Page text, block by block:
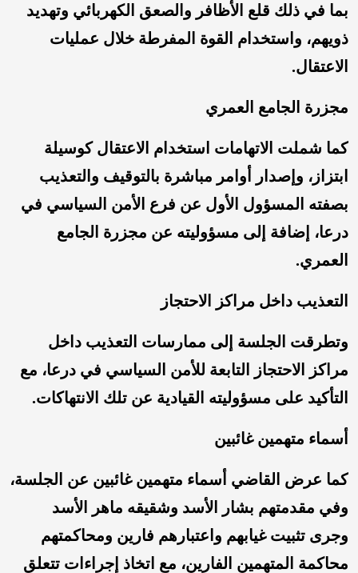
بما في ذلك قلع الأظافر والصعق الكهربائي وتهديد
ذويهم، واستخدام القوة المفرطة خلال عمليات
الاعتقال.
مجزرة الجامع العمري
كما شملت الاتهامات استخدام الاعتقال كوسيلة
ابتزاز، وإصدار أوامر مباشرة بالتوقيف والتعذيب
بصفته المسؤول الأول عن فرع الأمن السياسي في
درعا، إضافة إلى مسؤوليته عن مجزرة الجامع
العمري.
التعذيب داخل مراكز الاحتجاز
وتطرقت الجلسة إلى ممارسات التعذيب داخل
مراكز الاحتجاز التابعة للأمن السياسي في درعا، مع
التأكيد على مسؤوليته القيادية عن تلك الانتهاكات.
أسماء متهمين غائبين
كما عرض القاضي أسماء متهمين غائبين عن الجلسة،
وفي مقدمتهم بشار الأسد وشقيقه ماهر الأسد
وجرى تثبيت غيابهم واعتبارهم فارين ومحاكمتهم
محاكمة المتهمين الفارين، مع اتخاذ إجراءات تتعلق